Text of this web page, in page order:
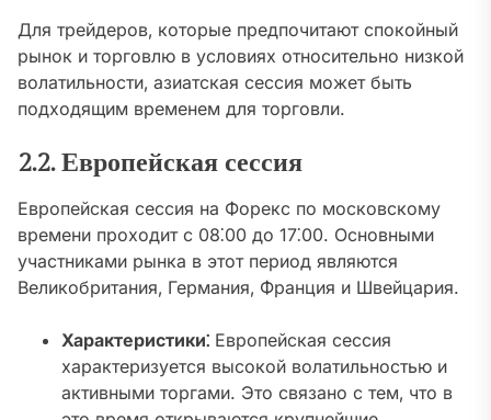
Для трейдеров‚ которые предпочитают спокойный
рынок и торговлю в условиях относительно низкой
волатильности‚ азиатская сессия может быть
подходящим временем для торговли.
2.2. Европейская сессия
Европейская сессия на Форекс по московскому
времени проходит с 08⁚00 до 17⁚00. Основными
участниками рынка в этот период являются
Великобритания‚ Германия‚ Франция и Швейцария.
Характеристики⁚ Европейская сессия
характеризуется высокой волатильностью и
активными торгами. Это связано с тем‚ что в